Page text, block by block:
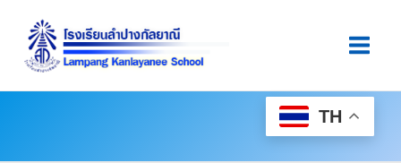
Content
TH
Navigation